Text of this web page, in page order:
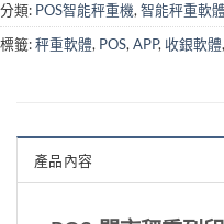
分類: POS智能秤重機,智能秤重軟
標籤:秤重軟體, POS,APP, 收銀軟體,
產品內容